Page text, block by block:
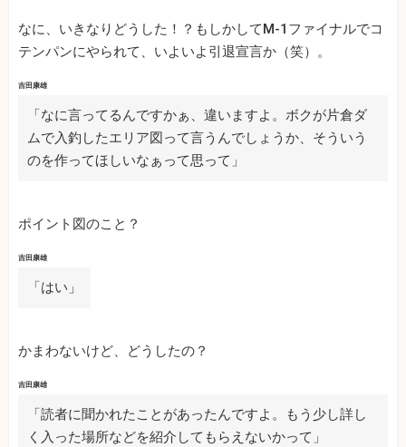
なに、いきなりどうした！？もしかしてM-1ファイナルでコ
テンパンにやられて、いよいよ引退宣言か（笑）。
吉田康雄
「なに言ってるんですかぁ、違いますよ。ボクが片倉ダ
ムで入釣したエリア図って言うんでしょうか、そういう
のを作ってほしいなぁって思って」
ポイント図のこと？
吉田康雄
「はい」
かまわないけど、どうしたの？
吉田康雄
「読者に聞かれたことがあったんですよ。もう少し詳し
く入った場所などを紹介してもらえないかって」